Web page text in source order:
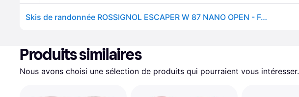
Skis de randonnée ROSSIGNOL ESCAPER W 87 NANO OPEN - Femme
Produits similaires
Nous avons choisi une sélection de produits qui pourraient vous intéresser.